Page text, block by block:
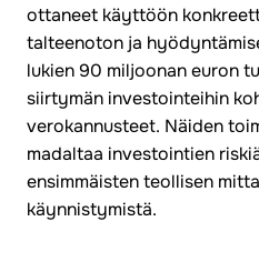
ottaneet käyttöön
talteenoton ja
lukien 90 miljoonan euron
siirtymän investointeihin
verokannusteet. Näiden
madaltaa investointien
ensimmäisten teollisen
käynnistymistä.